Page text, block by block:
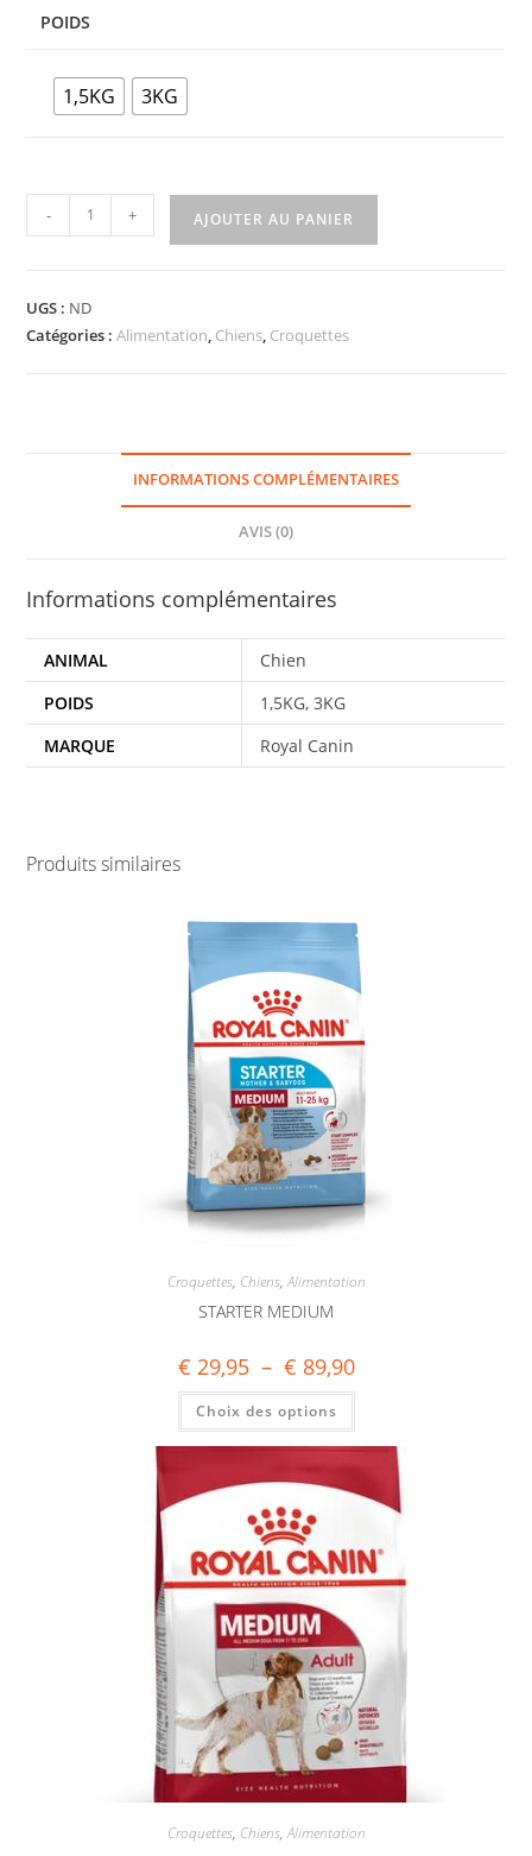
POIDS
1,5KG 3KG
- + AJOUTER AU PANIER
UGS : ND
Catégories :Alimentation, Chiens, Croquettes
INFORMATIONS COMPLÉMENTAIRES
AVIS (0)
Informations complémentaires
ANIMAL
Chien
POIDS
1,5KG, 3KG
MARQUE
Royal Canin
Produits similaires
Croquettes, Chiens,Alimentation
STARTER MEDIUM
€ 29,95 – € 89,90
Choix des options
Croquettes, Chiens,Alimentation